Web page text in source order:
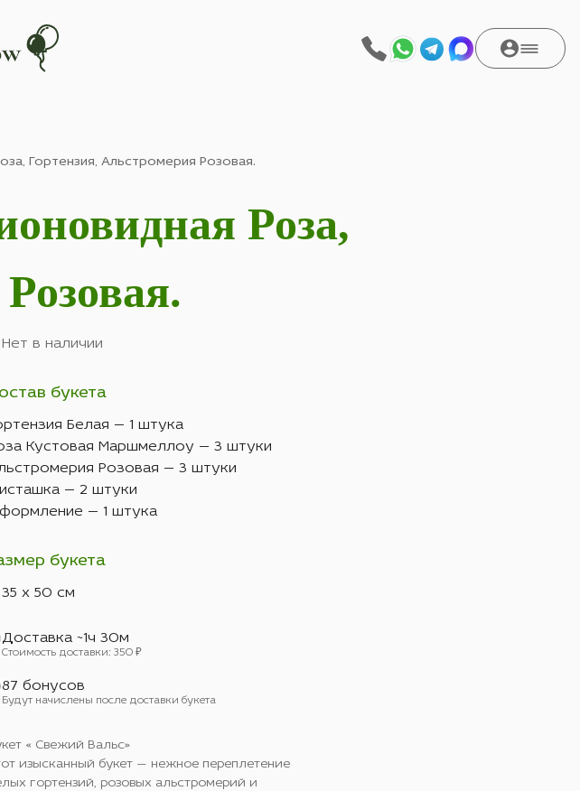
Гортензия, Альстромерия Розовая.
Роза,
Нет в наличии
букета
Белая — 1 штука
Кустовая Маршмеллоу — 3 штуки
Розовая — 3 штуки
— 2 штуки
— 1 штука
букета
35 x 50 см
Доставка ~1ч 30м
Стоимость доставки: 350 ₽
87 бонусов
Будут начислены после доставки букета
« Свежий Вальс»
изысканный букет — нежное переплетение
гортензий, розовых альстромерий и